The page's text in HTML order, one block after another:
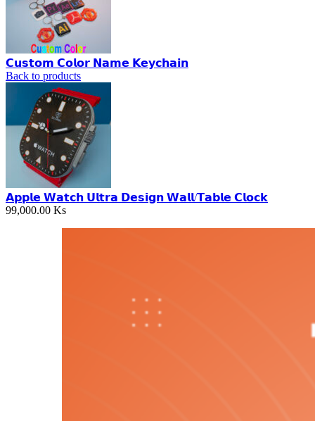
𝗖𝘂𝘀𝘁𝗼𝗺 𝗖𝗼𝗹𝗼𝗿 𝗡𝗮𝗺𝗲 𝗞𝗲𝘆𝗰𝗵𝗮𝗶𝗻
Back to products
𝗔𝗽𝗽𝗹𝗲 𝗪𝗮𝘁𝗰𝗵 𝗨𝗹𝘁𝗿𝗮 𝗗𝗲𝘀𝗶𝗴𝗻 𝗪𝗮𝗹𝗹/𝗧𝗮𝗯𝗹𝗲 𝗖𝗹𝗼𝗰𝗸
99,000.00 Ks